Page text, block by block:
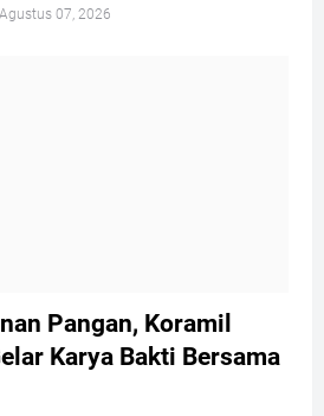
07, 2026
Pangan, Koramil
Karya Bakti Bersama